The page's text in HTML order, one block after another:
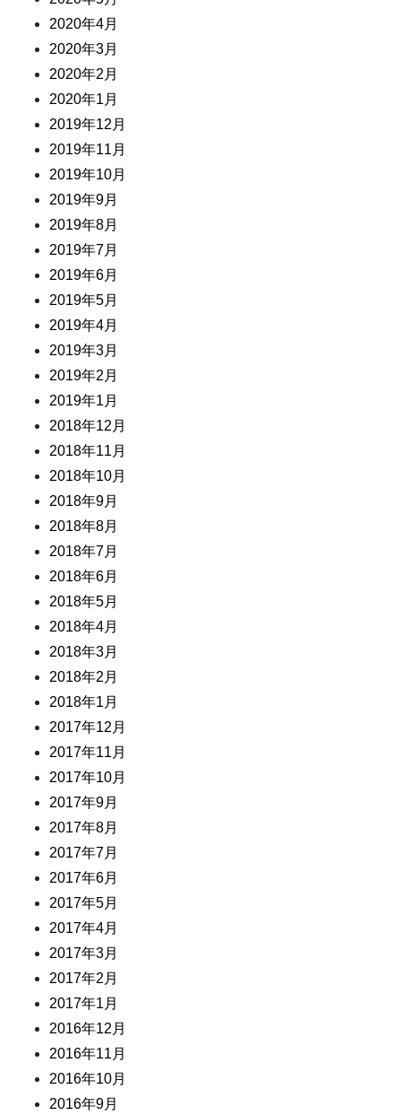
2020年4月
2020年3月
2020年2月
2020年1月
2019年12月
2019年11月
2019年10月
2019年9月
2019年8月
2019年7月
2019年6月
2019年5月
2019年4月
2019年3月
2019年2月
2019年1月
2018年12月
2018年11月
2018年10月
2018年9月
2018年8月
2018年7月
2018年6月
2018年5月
2018年4月
2018年3月
2018年2月
2018年1月
2017年12月
2017年11月
2017年10月
2017年9月
2017年8月
2017年7月
2017年6月
2017年5月
2017年4月
2017年3月
2017年2月
2017年1月
2016年12月
2016年11月
2016年10月
2016年9月